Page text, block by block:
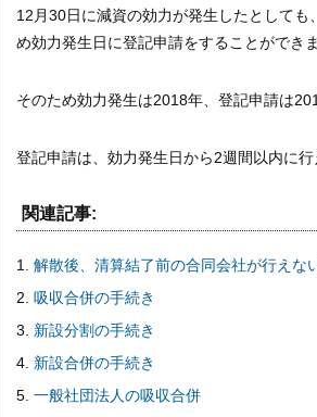
12月30日に減資の効力が発生したとして
め効力発生日に登記申請をすることができま
そのため効力発生は2018年、登記申請は
登記申請は、効力発生日から2週間以内に
関連記事:
解散後、清算結了前の合同会社が行えな
吸収合併の手続き
新設分割の手続き
新設合併の手続き
一般社団法人の吸収合併